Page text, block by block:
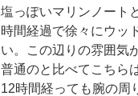
塩っぽいマリンノート
時間経過で徐々にウッ
い。この辺りの雰囲気
普通のと比べてこちら
12時間経っても腕の周